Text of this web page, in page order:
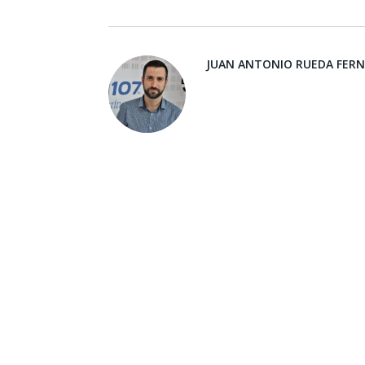
JUAN ANTONIO RUEDA